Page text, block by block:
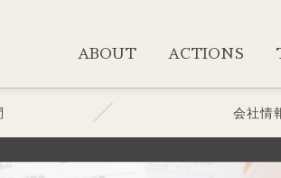
ABOUT ACTIONS
会社情